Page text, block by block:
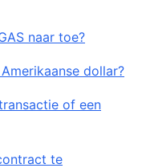
naar toe?
dollar?
of een
te